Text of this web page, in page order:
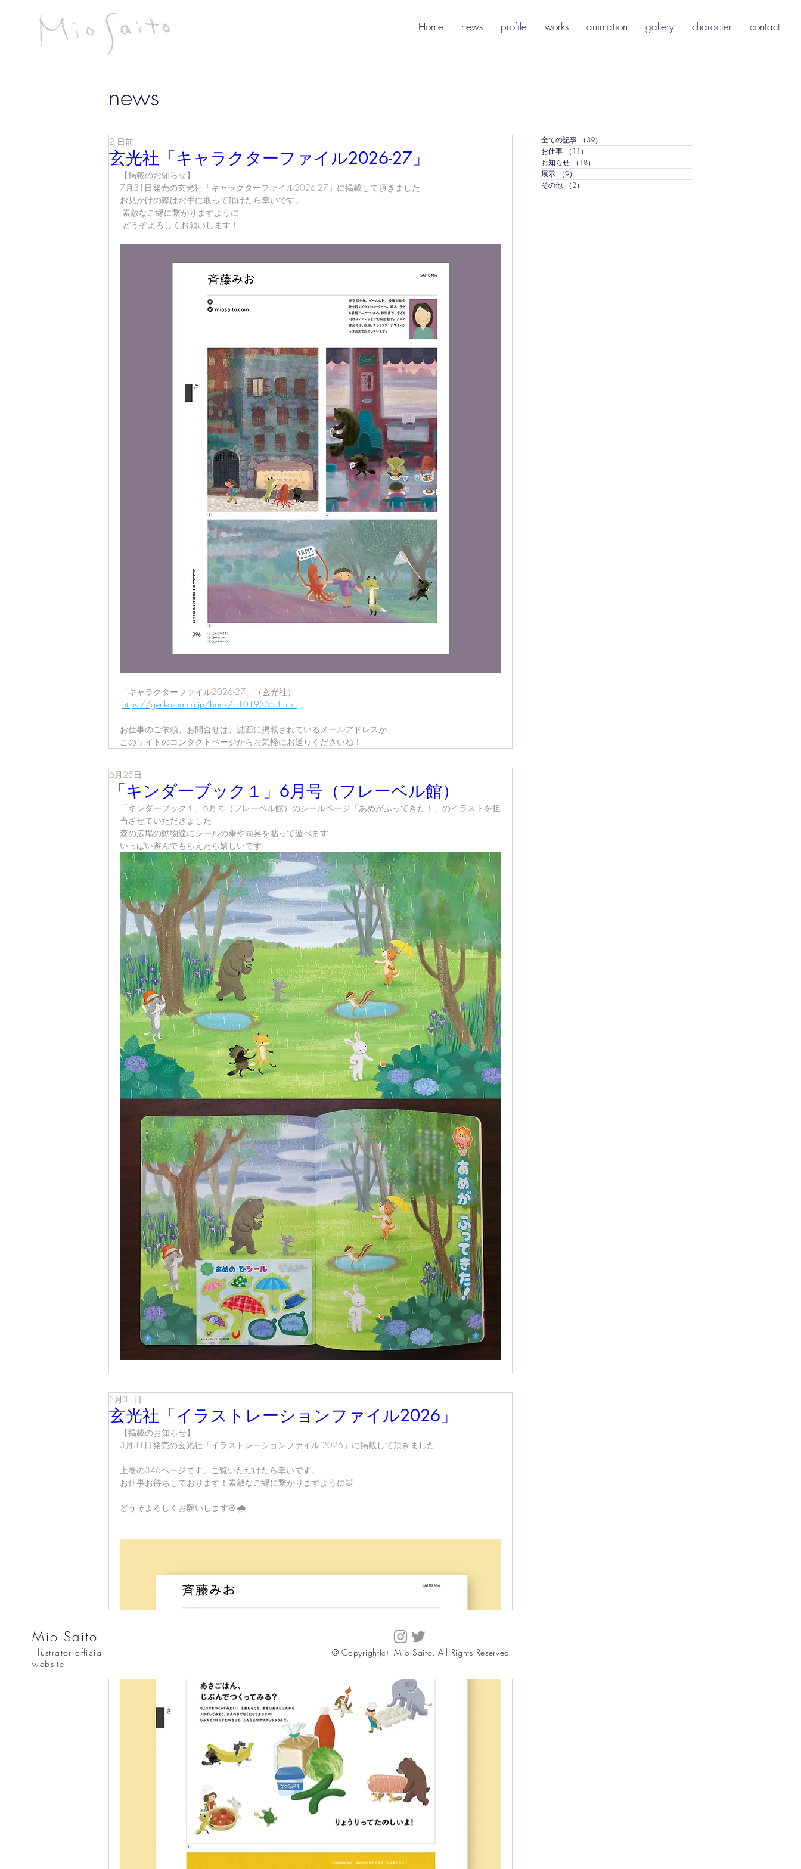
Home news profile works animation gallery character contact
news
玄光社「キャラクターファイル2026-27」
2 日前
【掲載のお知らせ】
7月31日発売の玄光社「キャラクターファイル2026-27」に掲載して頂きました
お見かけの際はお手に取って頂けたら幸いです。
素敵なご縁に繋がりますように
どうぞよろしくお願いします！
「キャラクターファイル2026-27」（玄光社）
https://genkosha.co.jp/book/b10193553.html
お仕事のご依頼、お問合せは、誌面に掲載されているメールアドレスか、
このサイトのコンタクトページからお気軽にお送りくださいね！
「キンダーブック１」6月号（フレーベル館）
6月25日
「キンダーブック１」6月号（フレーベル館）のシールページ「あめがふってきた！」のイラストを担
当させていただきました
森の広場の動物達にシールの傘や雨具を貼って遊べます
いっぱい遊んでもらえたら嬉しいです!
玄光社「イラストレーションファイル2026」
3月31日
【掲載のお知らせ】
3月31日発売の玄光社「イラストレーションファイル 2026」に掲載して頂きました
上巻の346ページです。ご覧いただけたら幸いです。
お仕事お待ちしております！素敵なご縁に繋がりますように🦊
どうぞよろしくお願いします🌸🌧️
全ての記事 （39）
お仕事
（11）
お知らせ
（18）
展示
（9）
その他
（2）
Mio Saito
Illustrator official
website
© Copyright(c) Mio Saito. All Rights Reserved